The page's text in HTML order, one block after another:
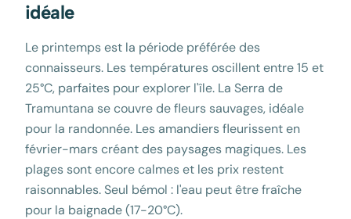
idéale
Le printemps est la période préférée des
connaisseurs. Les températures oscillent entre 15 et
25°C, parfaites pour explorer l'île. La Serra de
Tramuntana se couvre de fleurs sauvages, idéale
pour la randonnée. Les amandiers fleurissent en
février-mars créant des paysages magiques. Les
plages sont encore calmes et les prix restent
raisonnables. Seul bémol : l'eau peut être fraîche
pour la baignade (17-20°C).